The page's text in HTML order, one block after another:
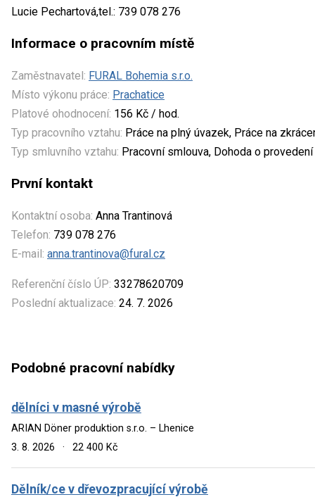
Lucie Pechartová,tel.: 739 078 276
Informace o pracovním místě
Zaměstnavatel: FURAL Bohemia s.r.o.
Místo výkonu práce: Prachatice
Platové ohodnocení: 156 Kč / hod.
Typ pracovního vztahu: Práce na plný úvazek, Práce na
Typ smluvního vztahu: Pracovní smlouva, Dohoda o
První kontakt
Kontaktní osoba: Anna Trantinová
Telefon: 739 078 276
E-mail: anna.trantinova@fural.cz
Referenční číslo ÚP: 33278620709
Poslední aktualizace: 24. 7. 2026
Podobné pracovní nabídky
dělníci v masné výrobě
ARIAN Döner produktion s.r.o. – Lhenice
3. 8. 2026
· 22 400 Kč
Dělník/ce v dřevozpracující výrobě